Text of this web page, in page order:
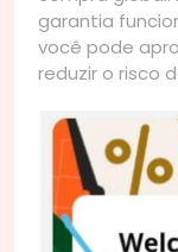
garantia
você pode
reduzir o risco